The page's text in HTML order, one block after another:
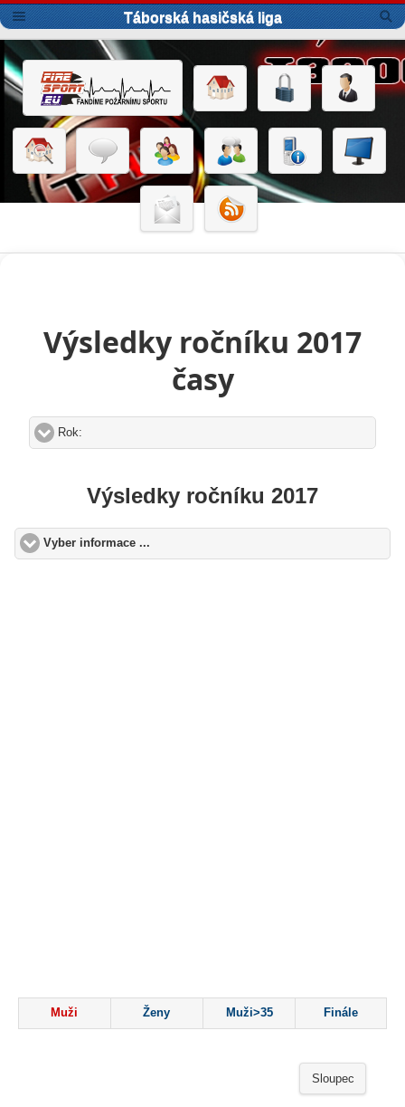
Táborská hasičská liga
Výsledky ročníku 2017
časy
Rok:
Výsledky ročníku 2017
Vyber informace ...
Muži Ženy Muži>35 Finále
Sloupec